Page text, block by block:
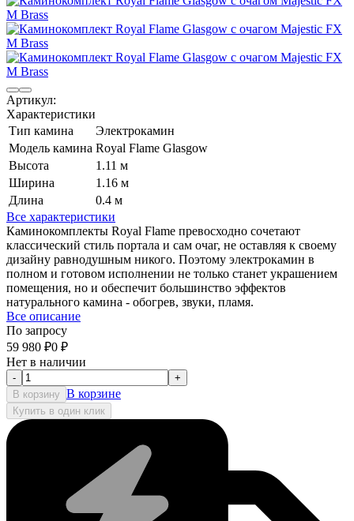
Артикул:
Характеристики
Тип камина
Электрокамин
Модель камина Royal Flame Glasgow
Высота
1.11 м
Ширина
1.16 м
Длина
0.4 м
Все характеристики
Каминокомплекты Royal Flame превосходно сочетают
классический стиль портала и сам очаг, не оставляя к своему
дизайну равнодушным никого. Поэтому электрокамин в
полном и готовом исполнении не только станет украшением
помещения, но и обеспечит большинство эффектов
натурального камина - обогрев, звуки, пламя.
Все описание
По запросу
59 980 ₽0 ₽
Нет в наличии
-
+
В корзину В корзине
Купить в один клик